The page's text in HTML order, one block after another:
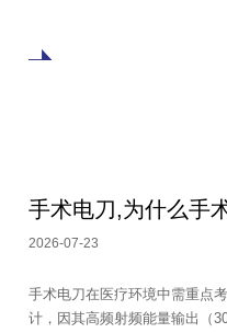
2026-07-23
手术电刀在医疗环境中需重点
计，因其高频射频能量输出（